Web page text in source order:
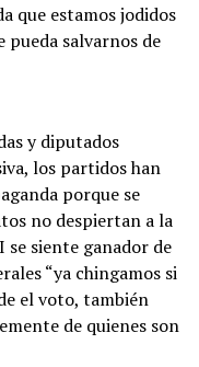
que estamos jodidos
salvarnos de
y diputados
los partidos han
porque se
no despiertan a la
se siente ganador de
“ya chingamos si
el voto, también
de quienes son